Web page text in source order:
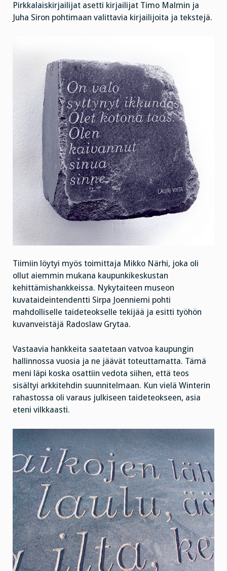
Pirkkalaiskirjailijat asetti kirjailijat Timo Malmin ja
Juha Siron pohtimaan valittavia kirjailijoita ja tekstejä.
Tiimiin löytyi myös toimittaja Mikko Närhi, joka oli
ollut aiemmin mukana kaupunkikeskustan
kehittämishankkeissa. Nykytaiteen museon
kuvataideintendentti Sirpa Joenniemi pohti
mahdolliselle taideteokselle tekijää ja esitti työhön
kuvanveistäjä Radoslaw Grytaa.
Vastaavia hankkeita saatetaan vatvoa kaupungin
hallinnossa vuosia ja ne jäävät toteuttamatta. Tämä
meni läpi koska osattiin vedota siihen, että teos
sisältyi arkkitehdin suunnitelmaan. Kun vielä Winterin
rahastossa oli varaus julkiseen taideteokseen, asia
eteni vilkkaasti.